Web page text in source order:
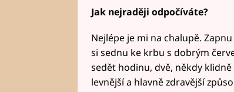
Jak nejraději odpočíváte?
Nejlépe je mi na chalupě.
si sednu ke krbu s dobrým
sedět hodinu, dvě, někdy
levnější a hlavně zdravější